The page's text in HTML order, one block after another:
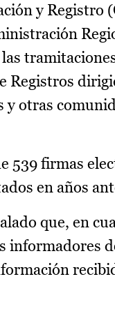
y Registro
Registros
otras
539 firmas
en años
que, en
informadores